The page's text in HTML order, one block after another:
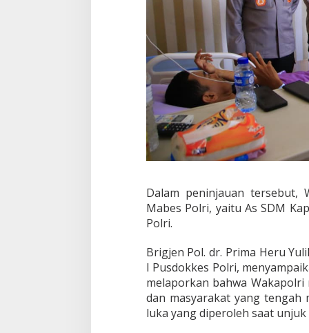
k
k
e
s
P
o
l
r
i
Dalam peninjauan tersebut,
Mabes Polri, yaitu As SDM
Polri.
Brigjen Pol. dr. Prima Heru
I Pusdokkes Polri,
melaporkan bahwa
dan masyarakat yang tengah
luka yang diperoleh saat unjuk